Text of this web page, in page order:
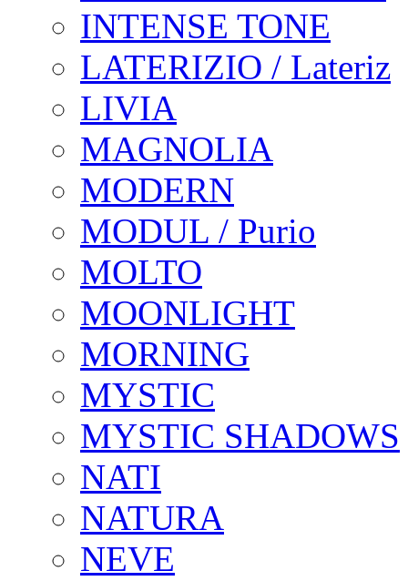
INTENSE TONE
LATERIZIO / Lateriz
LIVIA
MAGNOLIA
MODERN
MODUL / Purio
MOLTO
MOONLIGHT
MORNING
MYSTIC
MYSTIC SHADOWS
NATI
NATURA
NEVE